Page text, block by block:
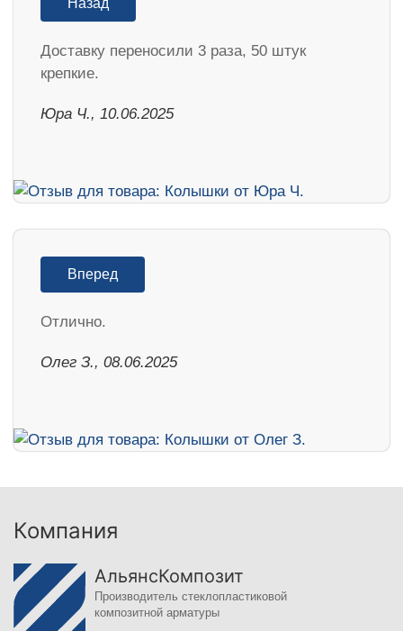
Доставку переносили 3 раза, 50 штук
крепкие.
Юра Ч., 10.06.2025
Вперед
Отлично.
Олег З., 08.06.2025
Компания
АльянсКомпозит
Производитель стеклопластиковой
композитной арматуры